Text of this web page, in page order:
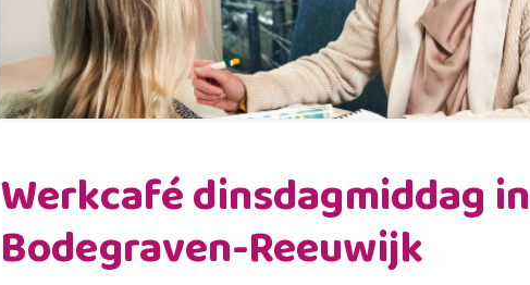
Werkcafé dinsdagmiddag in
Bodegraven-Reeuwijk